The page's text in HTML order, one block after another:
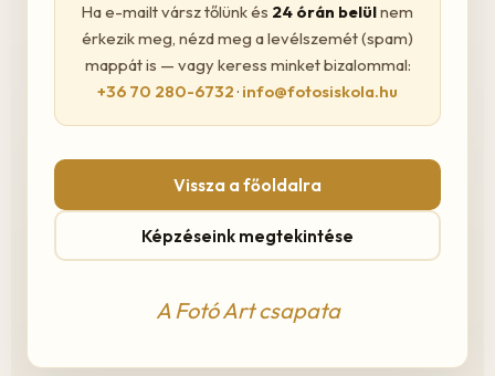
Ha e-mailt vársz tőlünk és 24 órán belülnem
érkezik meg, nézd meg a levélszemét (spam)
mappát is — vagy keress minket bizalommal:
+36 70 280-6732· info@fotosiskola.hu
Vissza a főoldalra
Képzéseink megtekintése
A Fotó Art csapata